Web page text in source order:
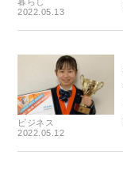
2022.05.13
ビジネス
2022.05.12